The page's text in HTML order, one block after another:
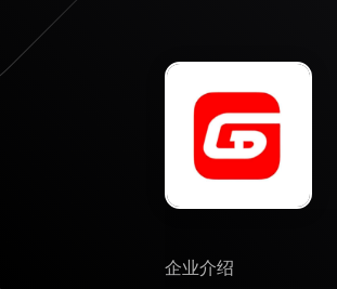
企业介绍